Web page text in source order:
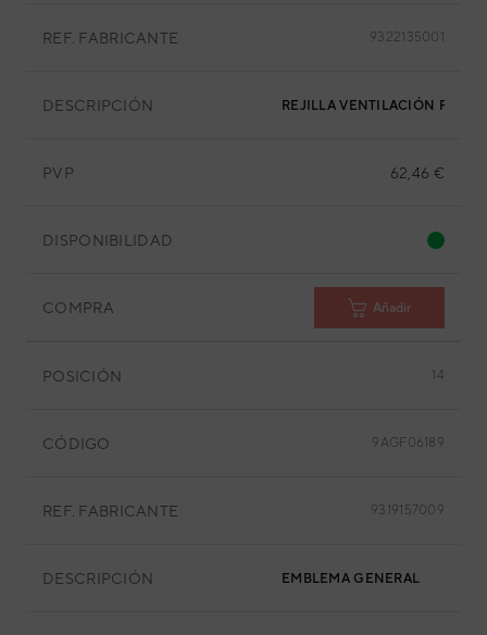
REF. FABRICANTE 9322135001
DESCRIPCIÓN REJILLA VENTILACIÓN
PVP 62,46 €
DISPONIBILIDAD
COMPRA Añadir
POSICIÓN 14
CÓDIGO 9AGF06189
REF. FABRICANTE 9319157009
DESCRIPCIÓN EMBLEMA GENERAL